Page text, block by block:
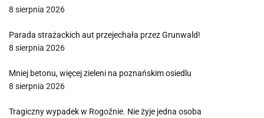
8 sierpnia 2026
Parada strażackich aut przejechała przez Grunwald!
8 sierpnia 2026
Mniej betonu, więcej zieleni na poznańskim osiedlu
8 sierpnia 2026
Tragiczny wypadek w Rogoźnie. Nie żyje jedna osoba